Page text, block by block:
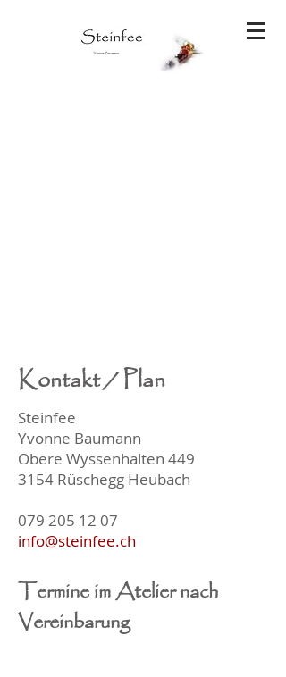
Kontakt / Plan
Steinfee
Yvonne Baumann
Obere Wyssenhalten 449
3154 Rüschegg Heubach
079 205 12 07
info@steinfee.ch
Termine im Atelier nach
Vereinbarung